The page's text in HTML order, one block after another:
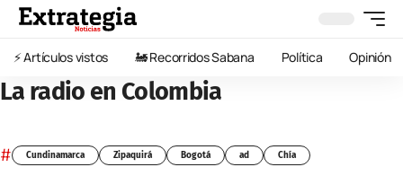
⚡️ Artículos vistos 🚂 Recorridos Sabana Política Opinión
La radio en Colombia
# Cundinamarca Zipaquirá Bogotá ad Chía